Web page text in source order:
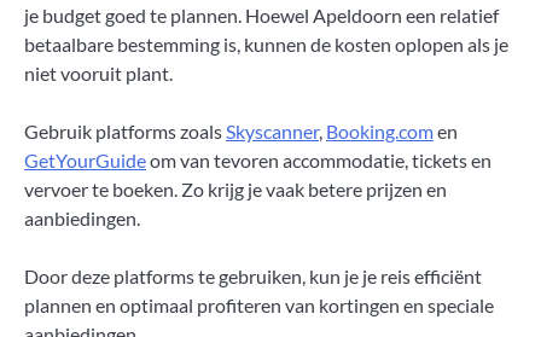
je budget goed te plannen. Hoewel Apeldoorn een relatief
betaalbare bestemming is, kunnen de kosten oplopen als je
niet vooruit plant.
Gebruik platforms zoals Skyscanner, Booking.comen
GetYourGuideom van tevoren accommodatie, tickets en
vervoer te boeken. Zo krijg je vaak betere prijzen en
aanbiedingen.
Door deze platforms te gebruiken, kun je je reis efficiënt
plannen en optimaal profiteren van kortingen en speciale